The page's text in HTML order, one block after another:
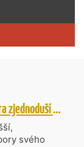
Vzniká CzechBusiness. Nová státní agentura zjednoduší podporu českých firem
svého